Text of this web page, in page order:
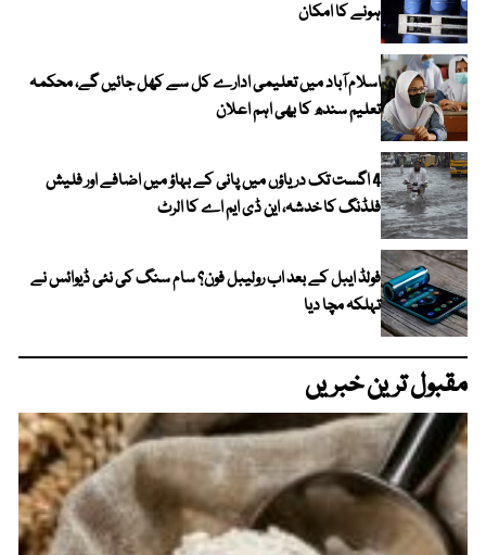
ہونے کا امکان
اسلام آباد میں تعلیمی ادارے کل سے کھل جائیں گے، محکمہ
تعلیم سندھ کا بھی اہم اعلان
4 اگست تک دریاؤں میں پانی کے بہاؤ میں اضافے اور فلیش
فلڈنگ کا خدشہ، این ڈی ایم اے کا الرٹ
فولڈ ایبل کے بعد اب رولیبل فون؟ سام سنگ کی نئی ڈیوائس نے
تہلکہ مچا دیا
مقبول ترین خبریں